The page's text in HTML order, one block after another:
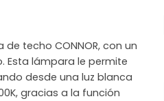
techo CONNOR, con un
Esta lámpara le permite
desde una luz blanca
gracias a la función